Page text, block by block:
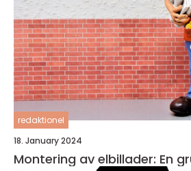
redaktionel
18. January 2024
Montering av elbillader: En